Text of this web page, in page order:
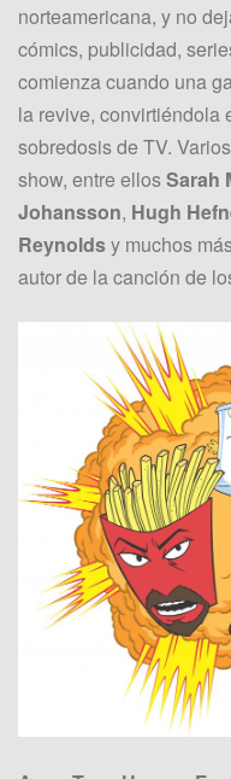
norteamericana, y no
cómics, publicidad,
comienza cuando una
la revive, convirtiéndola
sobredosis de TV.
show, entre ellosSarah
Johansson, Hugh
Reynoldsy muchos
autor de la canción de